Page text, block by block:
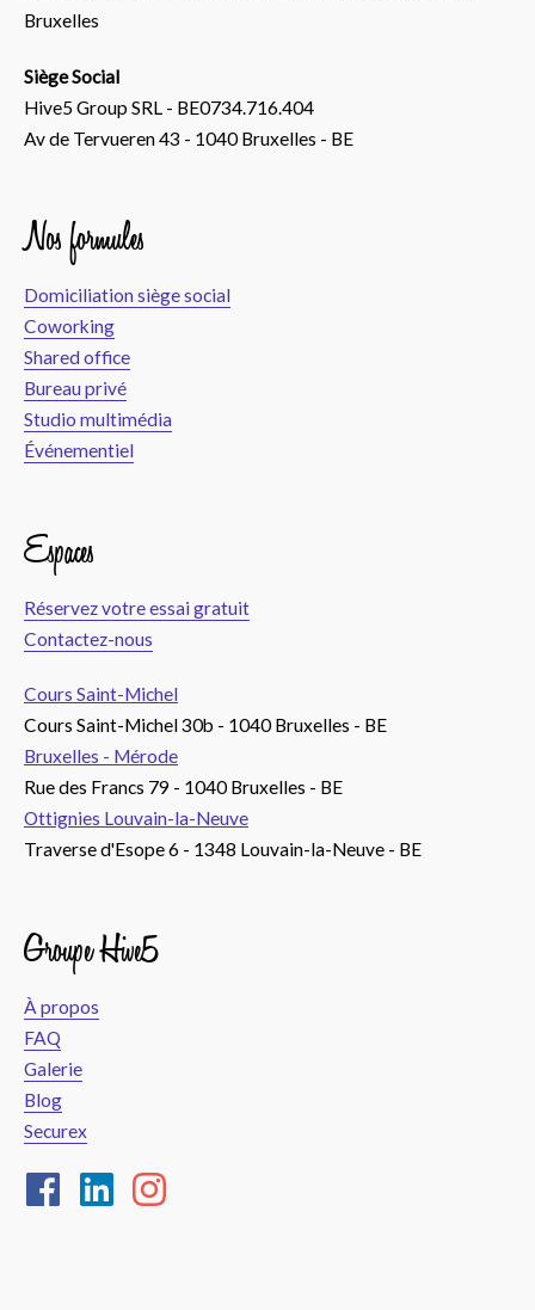
Bruxelles
Siège Social
Hive5 Group SRL - BE0734.716.404
Av de Tervueren 43 - 1040 Bruxelles - BE
Nos formules
Domiciliation siège social
Coworking
Shared office
Bureau privé
Studio multimédia
Événementiel
Espaces
Réservez votre essai gratuit
Contactez-nous
Cours Saint-Michel
Cours Saint-Michel 30b - 1040 Bruxelles - BE
Bruxelles - Mérode
Rue des Francs 79 - 1040 Bruxelles - BE
Ottignies Louvain-la-Neuve
Traverse d'Esope 6 - 1348 Louvain-la-Neuve - BE
Groupe Hive5
À propos
FAQ
Galerie
Blog
Securex